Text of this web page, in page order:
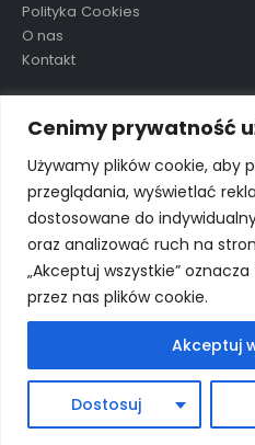
Cenimy prywatność
Używamy plików cookie, aby
przeglądania, wyświetlać
dostosowane do
oraz analizować ruch na
„Akceptuj wszystkie”
przez nas plików cookie.
Dostosuj
Akceptuj
Polityka Cookies
O nas
Kontakt
TAGI
aluula mikolaj nowość
wyprzedane
© Porto eCommerce.